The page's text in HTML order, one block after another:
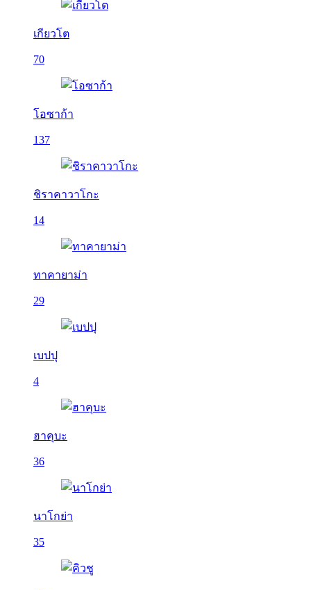
เกียวโต
70
โอซาก้า
137
ชิราคาวาโกะ
14
ทาคายาม่า
29
เบปปุ
4
ฮาคุบะ
36
นาโกย่า
35